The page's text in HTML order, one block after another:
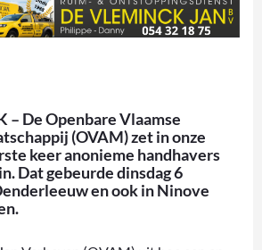
– De Openbare Vlaamse
(OVAM) zet in onze
keer anonieme handhavers
Dat gebeurde dinsdag 6
en ook in Ninove